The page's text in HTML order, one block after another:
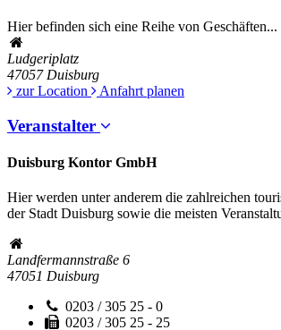
Hier befinden sich eine Reihe von Geschäften...
Ludgeriplatz
47057 Duisburg
zur Location
Anfahrt planen
Veranstalter
Duisburg Kontor GmbH
Hier werden unter anderem die zahlreichen
der Stadt Duisburg sowie die meisten
Landfermannstraße 6
47051 Duisburg
0203 / 305 25 - 0
0203 / 305 25 - 25